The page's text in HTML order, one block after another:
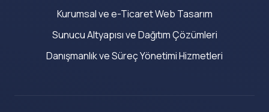
Kurumsal ve e-Ticaret Web Tasarım
Sunucu Altyapısı ve Dağıtım Çözümleri
Danışmanlık ve Süreç Yönetimi Hizmetleri